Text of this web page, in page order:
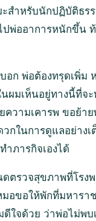
สำหรับนักปฏิบัติธ
พ่ออาการหนักขึ้น
อก พ่อต้องทรุดเพิ่
มเห็นอยู่ทางนี้ที่จ
ามเคารพ ขอย้าย
กในการดูแลอย่าง
ำภารกิจเองได้
รวจสุขภาพที่โรง
อขอให้พักที่มหาร
ด้วย ว่าพ่อไม่พบเ